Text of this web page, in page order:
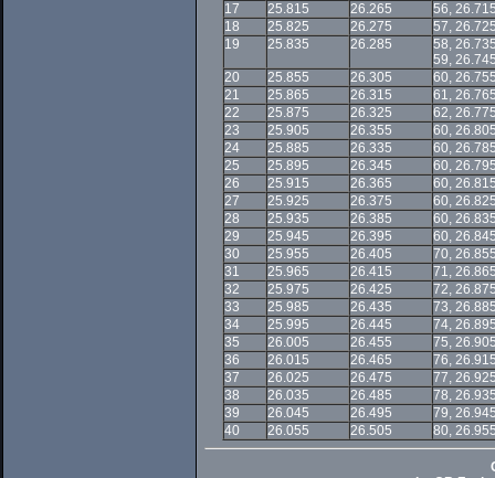
17
25.815 26.265
56,
18
25.825 26.275
57,
19
25.835 26.285
58,
59,
20
25.855 26.305
60,
21
25.865 26.315
61,
22
25.875 26.325
62,
23
25.905 26.355
60,
24
25.885 26.335
60,
25
25.895 26.345
60,
26
25.915 26.365
60,
27
25.925 26.375
60,
28
25.935 26.385
60,
29
25.945 26.395
60,
30
25.955 26.405
70,
31
25.965 26.415
71,
32
25.975 26.425
72,
33
25.985 26.435
73,
34
25.995 26.445
74,
35
26.005 26.455
75,
36
26.015 26.465
76,
37
26.025 26.475
77,
38
26.035 26.485
78,
39
26.045 26.495
79,
40
26.055 26.505 80,